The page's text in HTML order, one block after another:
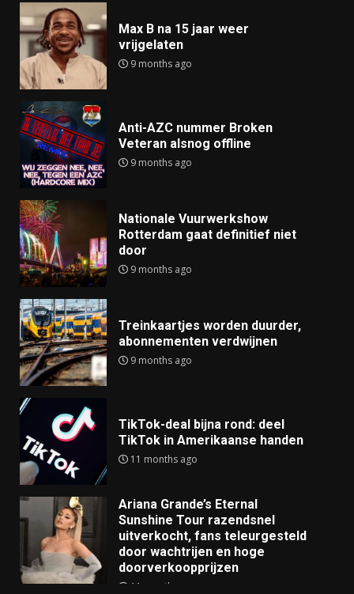
Max B na 15 jaar weer
vrijgelaten
9 months ago
Anti-AZC nummer Broken
Veteran alsnog offline
9 months ago
Nationale Vuurwerkshow
Rotterdam gaat definitief niet
door
9 months ago
Treinkaartjes worden duurder,
abonnementen verdwijnen
9 months ago
TikTok-deal bijna rond: deel
TikTok in Amerikaanse handen
11 months ago
Ariana Grande’s Eternal
Sunshine Tour razendsnel
uitverkocht, fans teleurgesteld
door wachtrijen en hoge
doorverkoopprijzen
11 months ago